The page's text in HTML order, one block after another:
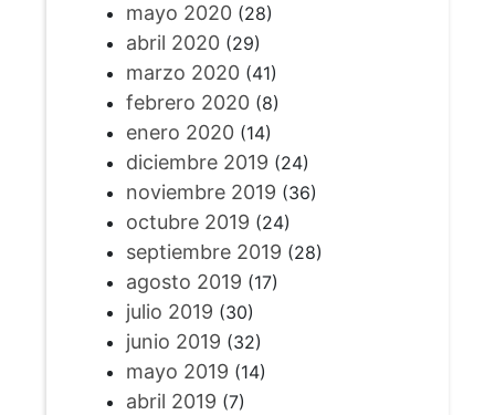
mayo 2020(28)
abril 2020(29)
marzo 2020(41)
febrero 2020(8)
enero 2020(14)
diciembre 2019 (24)
noviembre 2019 (36)
octubre 2019 (24)
septiembre 2019 (28)
agosto 2019 (17)
julio 2019 (30)
junio 2019 (32)
mayo 2019 (14)
abril 2019 (7)